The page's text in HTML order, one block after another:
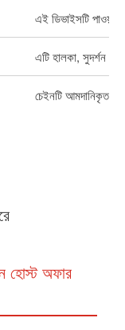
এই ডিভাইসটি পাওয়ার
এটি হালকা, সুদর্শন
চেইনটি আমদানিকৃত
হোস্ট অফার